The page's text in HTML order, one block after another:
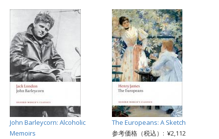
John Barleycorn: Alcoholic
Memoirs
The Europeans: A Sketch
参考価格（税込）: ¥2,112